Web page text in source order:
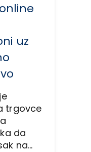
uz
trgovce
da
na…